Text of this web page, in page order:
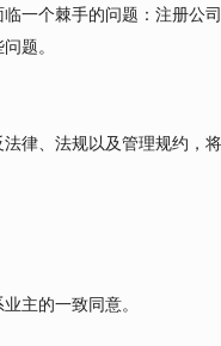
一个棘手的问题：注册公
题。
律、法规以及管理规约，
主的一致同意。